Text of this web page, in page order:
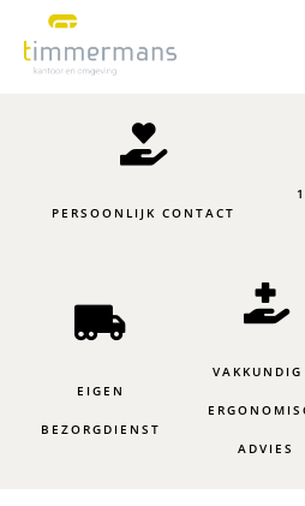
inhoud
PERSOONLIJK CONTACT
EIGEN
BEZORGDIENST
ADVIES